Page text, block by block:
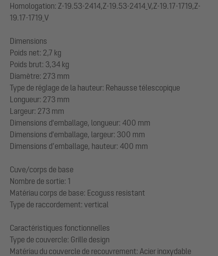
Homologation: Z-19.53-2414,Z-19.53-2414_V,Z-19.17-1719,Z-
19.17-1719_V
Dimensions
Poids net: 2,7 kg
Poids brut: 3,34 kg
Diamètre: 273 mm
Type de réglage de la hauteur: Rehausse télescopique
Longueur: 273 mm
Largeur: 273 mm
Dimensions d'emballage, longueur: 400 mm
Dimensions d'emballage, largeur: 300 mm
Dimensions d’emballage, hauteur: 400 mm
Cuve/corps de base
Nombre de sortie: 1
Matériau corps de base: Ecoguss resistant
Type de raccordement: vertical
Caractéristiques fonctionnelles
Type de couvercle: Grille design
Matériau du couvercle de recouvrement: Acier inoxydable